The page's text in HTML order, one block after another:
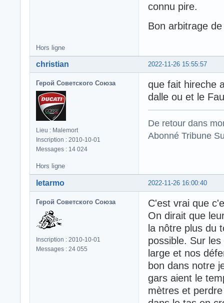
connu pire.
Bon arbitrage
Hors ligne
2022-11-26 15:55:57
christian
Герой Советского Союза
Lieu : Malemort
Inscription : 2010-10-01
Messages : 14 024
que fait hireche
dalle ou et le
De retour dans
Abonné Tribune
Hors ligne
2022-11-26 16:00:40
letarmo
Герой Советского Союза
Inscription : 2010-10-01
Messages : 24 055
C'est vrai que
On dirait que
la nôtre plus du
possible. Sur
large et nos
bon dans notre
gars aient le
mètres et